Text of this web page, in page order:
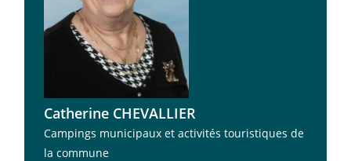
Catherine CHEVALLIER
Campings municipaux et activités touristiques de
la commune